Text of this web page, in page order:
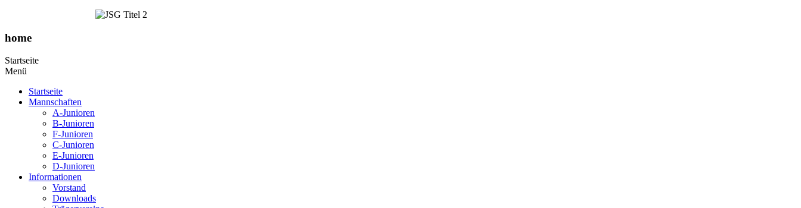
home
Startseite
Menü
Startseite
Mannschaften
A-Junioren
B-Junioren
F-Junioren
C-Junioren
E-Junioren
D-Junioren
Informationen
Vorstand
Downloads